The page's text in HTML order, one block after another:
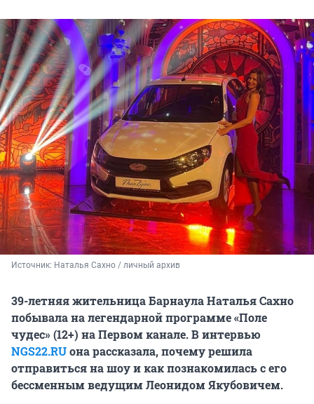
Источник: Наталья Сахно / личный архив
39-летняя жительница Барнаула Наталья Сахно
побывала на легендарной программе «Поле
чудес» (12+) на Первом канале. В интервью
NGS22.RUона рассказала, почему решила
отправиться на шоу и как познакомилась с его
бессменным ведущим Леонидом Якубовичем.